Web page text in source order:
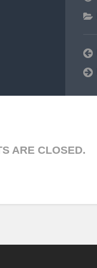
ARE CLOSED.